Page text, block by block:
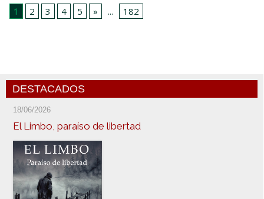
1
2 3 4 5 » ... 182
DESTACADOS
18/06/2026
El Limbo, paraíso de libertad